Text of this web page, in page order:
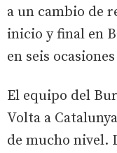
a un cambio de
inicio y final en
en seis
El equipo del
Volta a
de mucho nivel.